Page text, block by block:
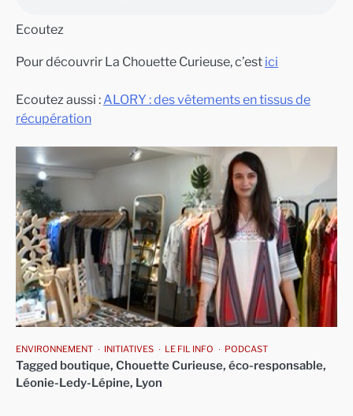
Ecoutez
Pour découvrir La Chouette Curieuse, c’est ici
Ecoutez aussi :ALORY : des vêtements en tissus de
récupération
ENVIRONNEMENT INITIATIVES LE FIL INFO PODCAST
Tagged boutique, Chouette Curieuse, éco-responsable,
Léonie-Ledy-Lépine, Lyon